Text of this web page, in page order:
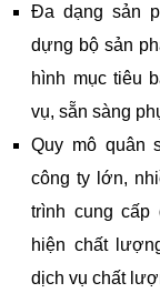
Đa dạng sản
dựng bộ sản
hình mục tiêu
vụ, sẵn sàng
Quy mô quân
công ty lớn,
trình cung cấp
hiện chất
dịch vụ chất